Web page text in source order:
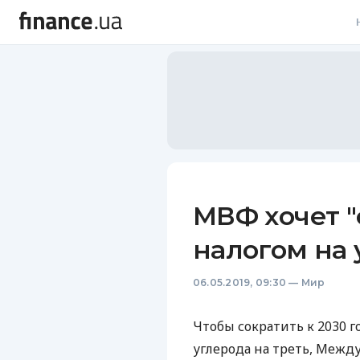
МВФ хочет
налогом на
06.05.2019, 09:30 — Мир
Чтобы сократить к 2030
углерода на треть,